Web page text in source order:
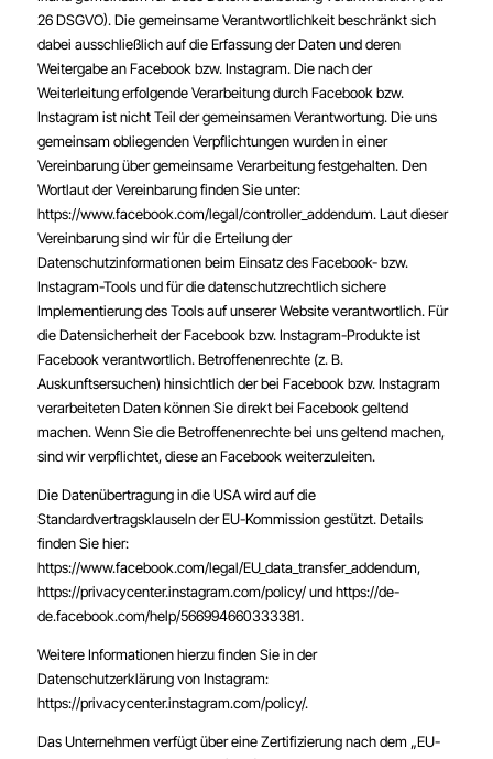
26 DSGVO). Die gemeinsame Verantwortlichkeit beschränkt sich
dabei ausschließlich auf die Erfassung der Daten und deren
Weitergabe an Facebook bzw. Instagram. Die nach der
Weiterleitung erfolgende Verarbeitung durch Facebook bzw.
Instagram ist nicht Teil der gemeinsamen Verantwortung. Die uns
gemeinsam obliegenden Verpflichtungen wurden in einer
Vereinbarung über gemeinsame Verarbeitung festgehalten. Den
Wortlaut der Vereinbarung finden Sie unter:
https://www.facebook.com/legal/controller_addendum. Laut dieser
Vereinbarung sind wir für die Erteilung der
Datenschutzinformationen beim Einsatz des Facebook- bzw.
Instagram-Tools und für die datenschutzrechtlich sichere
Implementierung des Tools auf unserer Website verantwortlich. Für
die Datensicherheit der Facebook bzw. Instagram-Produkte ist
Facebook verantwortlich. Betroffenenrechte (z. B.
Auskunftsersuchen) hinsichtlich der bei Facebook bzw. Instagram
verarbeiteten Daten können Sie direkt bei Facebook geltend
machen. Wenn Sie die Betroffenenrechte bei uns geltend machen,
sind wir verpflichtet, diese an Facebook weiterzuleiten.
Die Datenübertragung in die USA wird auf die
Standardvertragsklauseln der EU-Kommission gestützt. Details
finden Sie hier:
https://www.facebook.com/legal/EU_data_transfer_addendum,
https://privacycenter.instagram.com/policy/ und https://de-
de.facebook.com/help/566994660333381.
Weitere Informationen hierzu finden Sie in der
Datenschutzerklärung von Instagram:
https://privacycenter.instagram.com/policy/.
Das Unternehmen verfügt über eine Zertifizierung nach dem „EU-